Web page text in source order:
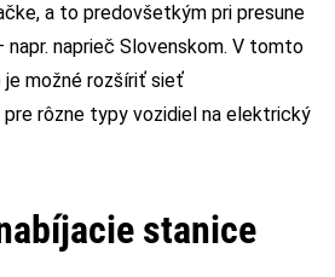
a to predovšetkým pri presune
napr. naprieč Slovenskom. V tomto
je možné rozšíriť sieť
rôzne typy vozidiel na elektrický
stanice